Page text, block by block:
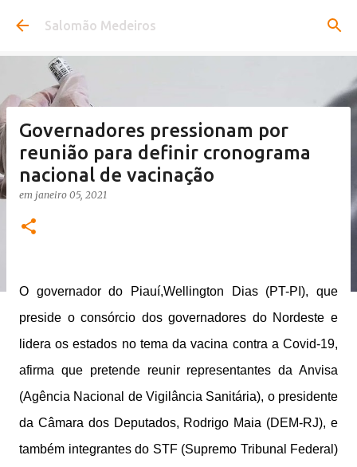
Pular para o conteúdo principal
Salomão Medeiros
Governadores pressionam por
reunião para definir cronograma
nacional de vacinação
em janeiro 05, 2021
O governador do Piauí,Wellington Dias (PT-PI), que
preside o consórcio dos governadores do Nordeste e
lidera os estados no tema da vacina contra a Covid-19,
afirma que pretende reunir representantes da Anvisa
(Agência Nacional de Vigilância Sanitária), o presidente
da Câmara dos Deputados, Rodrigo Maia (DEM-RJ), e
também integrantes do STF (Supremo Tribunal Federal)